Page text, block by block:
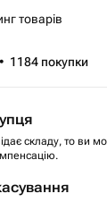
товарів
• 1184 покупки
складу, то ви